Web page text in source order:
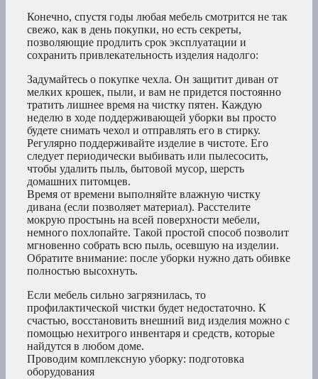
Конечно, спустя годы любая мебель смотрится не так
свежо, как в день покупки, но есть секреты,
позволяющие продлить срок эксплуатации и
сохранить привлекательность изделия надолго:
Задумайтесь о покупке чехла. Он защитит диван от
мелких крошек, пыли, и вам не придется постоянно
тратить лишнее время на чистку пятен. Каждую
неделю в ходе поддерживающей уборки вы просто
будете снимать чехол и отправлять его в стирку.
Регулярно поддерживайте изделие в чистоте. Его
следует периодически выбивать или пылесосить,
чтобы удалить пыль, бытовой мусор, шерсть
домашних питомцев.
Время от времени выполняйте влажную чистку
дивана (если позволяет материал). Расстелите
мокрую простынь на всей поверхности мебели,
немного похлопайте. Такой простой способ позволит
мгновенно собрать всю пыль, осевшую на изделии.
Обратите внимание: после уборки нужно дать обивке
полностью высохнуть.
Если мебель сильно загрязнилась, то
профилактической чистки будет недостаточно. К
счастью, восстановить внешний вид изделия можно с
помощью нехитрого инвентаря и средств, которые
найдутся в любом доме.
Проводим комплексную уборку: подготовка
оборудования